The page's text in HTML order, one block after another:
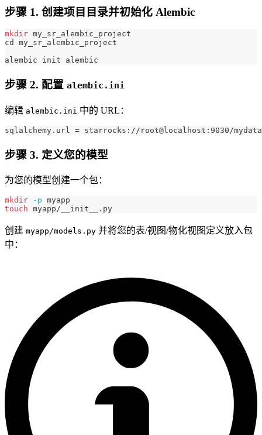
步骤 1. 创建项目目录并初始化 Alembic
mkdir my_sr_alembic_project
cd
my_sr_alembic_project
alembic init alembic
步骤 2. 配置 alembic.ini
编辑 alembic.ini 中的 URL：
sqlalchemy.url = starrocks://root@localhost:9030/
步骤 3. 定义您的模型
为您的模型创建一个包：
mkdir -p myapp
touch myapp/__init__.py
创建 myapp/models.py 并将您的表/视图/物化视图定义放入包
中：